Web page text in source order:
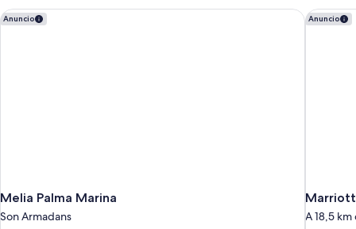
Anuncio
Melia Palma Marina
Son Armadans
Melia Palma Marina Anuncio
A 18,5